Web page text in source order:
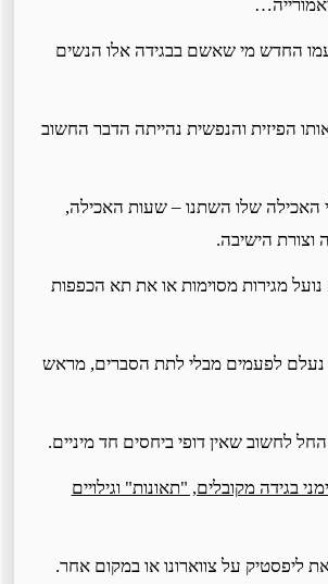
החדש מי שאשם בבגידה אלו הנשים
הפיזית והנפשית נהייתה הדבר החשוב
האכילה שלו השתנו – שעות האכילה,
הישיבה.
מגירות מסוימות או את תא הכפפות
נעלם לפעמים מבלי לתת הסברים, מראש
לחשוב שאין דופי ביחסים חד מיניים.
בגידה מקובלים, "תאונות" וגילויים
ליפסטיק על צווארונו או במקום אחר.